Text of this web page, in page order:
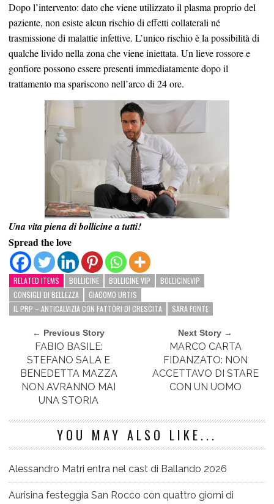
Dopo l’intervento: dato che viene utilizzato il plasma proprio del
paziente, non esiste alcun rischio di effetti collaterali né
trasmissione di malattie infettive. L’unico rischio è la possibilità di
qualche livido nella zona che viene iniettata. Un lieve rossore e
gonfiore possono essere presenti immediatamente dopo il
trattamento ma spariscono nell’arco di 24 ore.
Una vita piena di bollicine a tutti!
Spread the love
RELATED ITEMS BOLLICINE BOLLICINE VIP
BOLLICINEVIP
CONSIGLI DI BELLEZZA
GIACOMO URTIS
IL PRP – ANTICALVIZIA CON FATTORI DI CRESCITA
SARA FONTE
← Previous Story
FABIO BASILE:
STEFANO SALA E
BENEDETTA MAZZA
NON AVRANNO MAI
UNA STORIA
Next Story →
MARCO CARTA
FIDANZATO: NON
ACCETTAVO DI STARE
CON UN UOMO
YOU MAY ALSO LIKE...
Alessandro Matri entra nel cast di Ballando 2026
Aurisina festeggia San Rocco con quattro giorni di